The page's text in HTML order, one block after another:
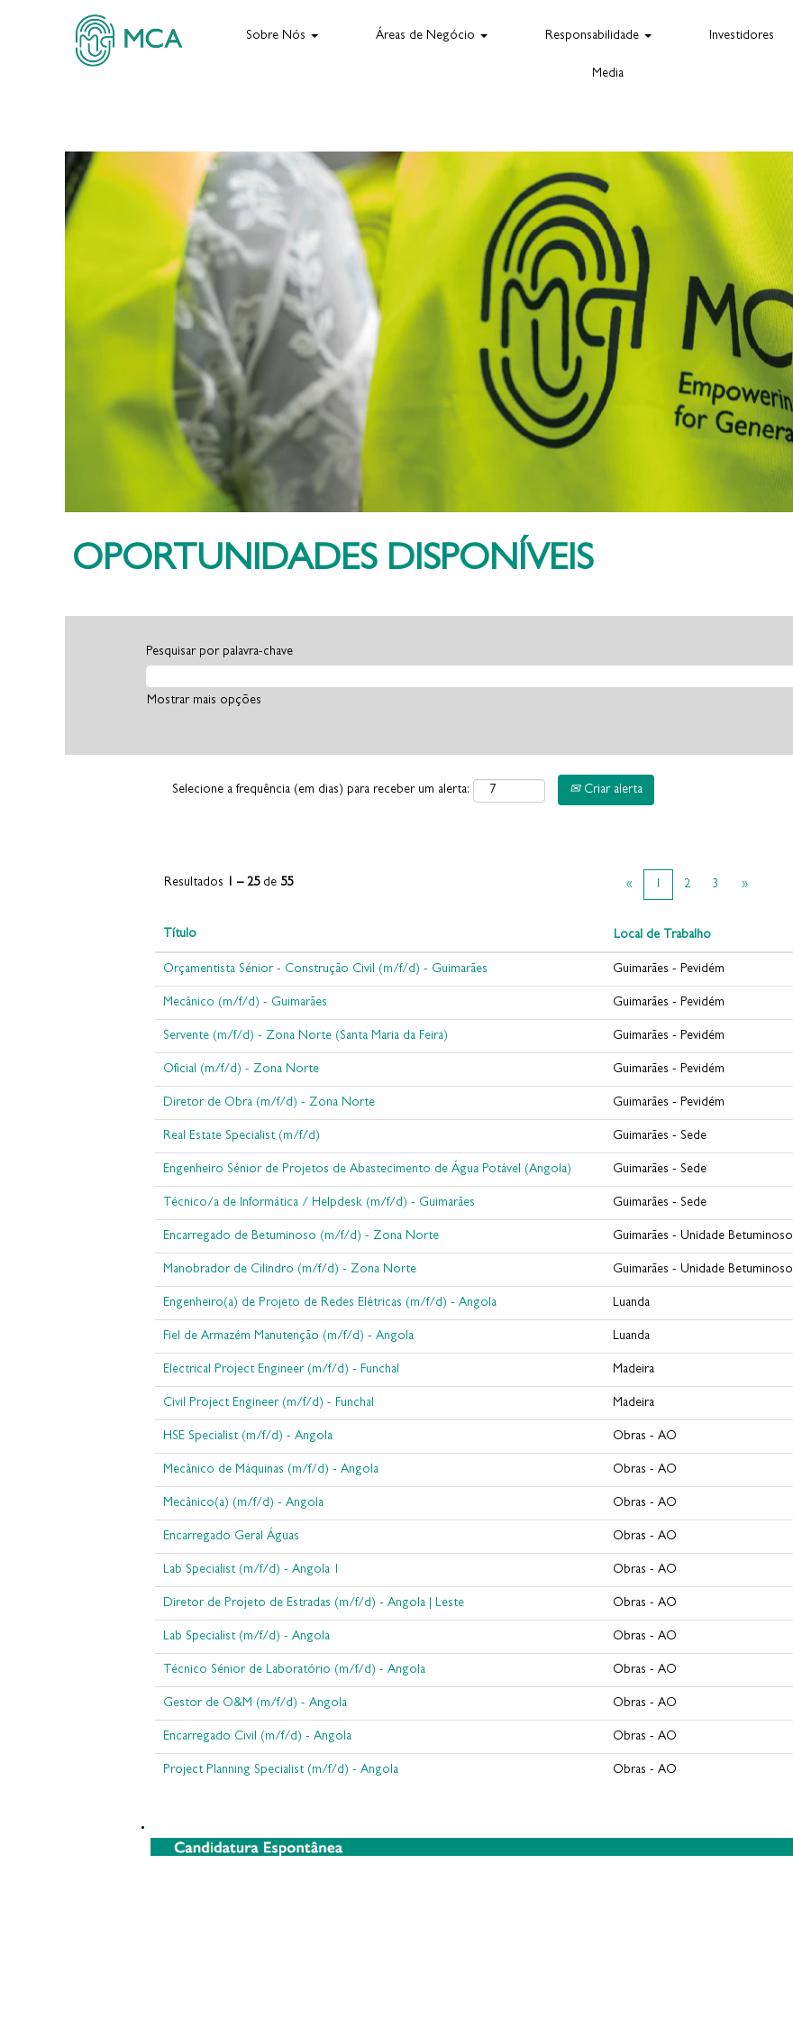
Sobre Nós Áreas de Negócio Responsabilidade Investidores
Media
OPORTUNIDADES DISPONÍVEIS
Pesquisar por palavra-chave
Mostrar mais opções
Selecione a frequência (em dias) para receber um alerta: Criar alerta
Resultados 1 – 25de 55 « 1 2 3 »
Título Local de Trabalho
Orçamentista Sénior - Construção Civil (m/f/d) - Guimarães Guimarães - Pevidém
Mecânico (m/f/d) - Guimarães Guimarães - Pevidém
Servente (m/f/d) - Zona Norte (Santa Maria da Feira) Guimarães - Pevidém
Oficial (m/f/d) - Zona Norte Guimarães - Pevidém
Diretor de Obra (m/f/d) - Zona Norte Guimarães - Pevidém
Real Estate Specialist (m/f/d) Guimarães - Sede
Engenheiro Sénior de Projetos de Abastecimento de Água Potável (Angola) Guimarães - Sede
Técnico/a de Informática / Helpdesk (m/f/d) - Guimarães Guimarães - Sede
Encarregado de Betuminoso (m/f/d) - Zona Norte Guimarães - Unidade Betuminoso
Manobrador de Cilindro (m/f/d) - Zona Norte Guimarães - Unidade Betuminoso
Engenheiro(a) de Projeto de Redes Elétricas (m/f/d) - Angola Luanda
Fiel de Armazém Manutenção (m/f/d) - Angola Luanda
Electrical Project Engineer (m/f/d) - Funchal Madeira
Civil Project Engineer (m/f/d) - Funchal Madeira
HSE Specialist (m/f/d) - Angola Obras - AO
Mecânico de Máquinas (m/f/d) - Angola Obras - AO
Mecânico(a) (m/f/d) - Angola Obras - AO
Encarregado Geral Águas Obras - AO
Lab Specialist (m/f/d) - Angola 1 Obras - AO
Diretor de Projeto de Estradas (m/f/d) - Angola | Leste Obras - AO
Lab Specialist (m/f/d) - Angola Obras - AO
Técnico Sénior de Laboratório (m/f/d) - Angola Obras - AO
Gestor de O&M (m/f/d) - Angola Obras - AO
Encarregado Civil (m/f/d) - Angola Obras - AO
Project Planning Specialist (m/f/d) - Angola Obras - AO